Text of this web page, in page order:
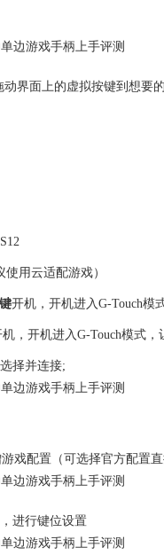
界面上的虚拟按键到想要
用云适配游戏）
开机，开机进入G-Touch模
机，开机进入G-Touch模式
择并连接;
戏配置（可选择官方配置
进行键位设置